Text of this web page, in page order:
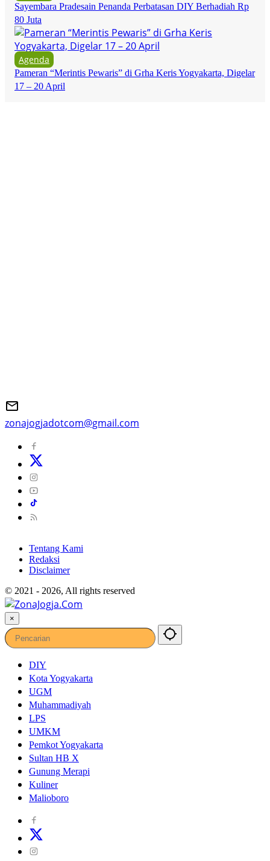
Sayembara Pradesain Penanda Perbatasan DIY Berhadiah Rp
80 Juta
Agenda
Pameran “Merintis Pewaris” di Grha Keris Yogyakarta, Digelar
17 – 20 April
zonajogjadotcom@gmail.com
Tentang Kami
Redaksi
Disclaimer
© 2021 - 2026, All rights reserved
×
DIY
Kota Yogyakarta
UGM
Muhammadiyah
LPS
UMKM
Pemkot Yogyakarta
Sultan HB X
Gunung Merapi
Kuliner
Malioboro